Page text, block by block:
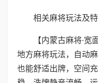
相关麻将玩法及
【内蒙古麻将·
地方麻将玩法，自动
也能舒适出牌，空间